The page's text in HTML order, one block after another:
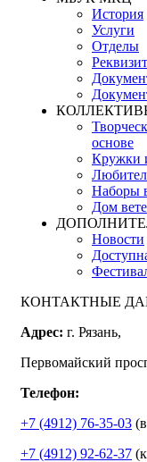
История
Услуги
Отделы
основе
Кружки
Наборы
Дом
Новости
КОНТАКТНЫЕ
Адрес: г. Рязань,
Первомайский
Телефон:
+7 (4912) 76-35-03
+7 (4912) 92-62-37